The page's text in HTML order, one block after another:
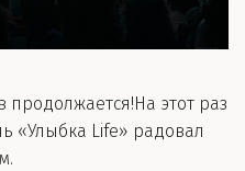
этот раз
«Улыбка Life» радовал